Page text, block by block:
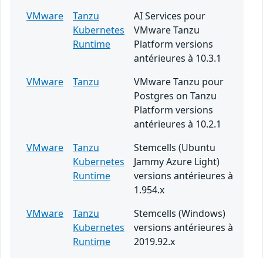
VMware
Tanzu
Kubernetes
Runtime
AI Services pour
VMware Tanzu
Platform versions
antérieures à 10.3.1
VMware
Tanzu
VMware Tanzu pour
Postgres on Tanzu
Platform versions
antérieures à 10.2.1
VMware
Tanzu
Kubernetes
Runtime
Stemcells (Ubuntu
Jammy Azure Light)
versions antérieures à
1.954.x
VMware
Tanzu
Kubernetes
Runtime
Stemcells (Windows)
versions antérieures à
2019.92.x